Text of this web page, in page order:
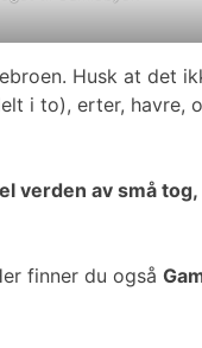
Husk at det
i to), erter, havre,
verden av små
finner du også